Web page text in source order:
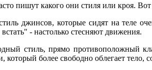
пишут какого они стиля или кроя.
джинсов, которые сидят на теле
- настолько стесняют движения.
стиль, прямо противоположный
более свободно облегает тело,